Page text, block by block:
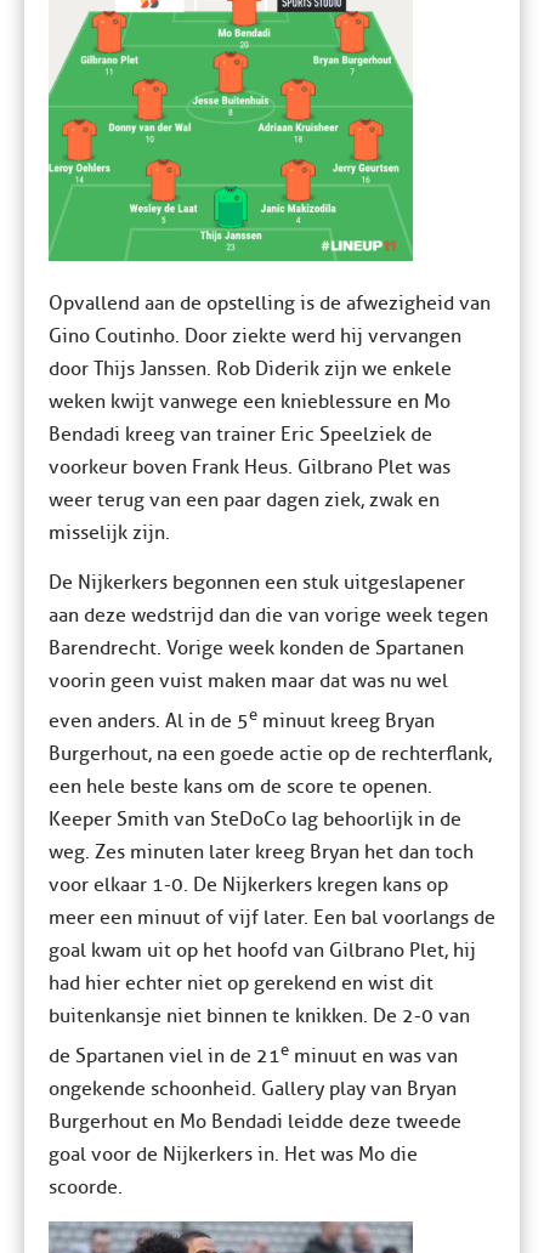
Opvallend aan de opstelling is de afwezigheid van
Gino Coutinho. Door ziekte werd hij vervangen
door Thijs Janssen. Rob Diderik zijn we enkele
weken kwijt vanwege een knieblessure en Mo
Bendadi kreeg van trainer Eric Speelziek de
voorkeur boven Frank Heus. Gilbrano Plet was
weer terug van een paar dagen ziek, zwak en
misselijk zijn.
De Nijkerkers begonnen een stuk uitgeslapener
aan deze wedstrijd dan die van vorige week tegen
Barendrecht. Vorige week konden de Spartanen
voorin geen vuist maken maar dat was nu wel
even anders. Al in de 5e minuut kreeg Bryan
Burgerhout, na een goede actie op de rechterflank,
een hele beste kans om de score te openen.
Keeper Smith van SteDoCo lag behoorlijk in de
weg. Zes minuten later kreeg Bryan het dan toch
voor elkaar 1-0. De Nijkerkers kregen kans op
meer een minuut of vijf later. Een bal voorlangs de
goal kwam uit op het hoofd van Gilbrano Plet, hij
had hier echter niet op gerekend en wist dit
buitenkansje niet binnen te knikken. De 2-0 van
de Spartanen viel in de 21e minuut en was van
ongekende schoonheid. Gallery play van Bryan
Burgerhout en Mo Bendadi leidde deze tweede
goal voor de Nijkerkers in. Het was Mo die
scoorde.